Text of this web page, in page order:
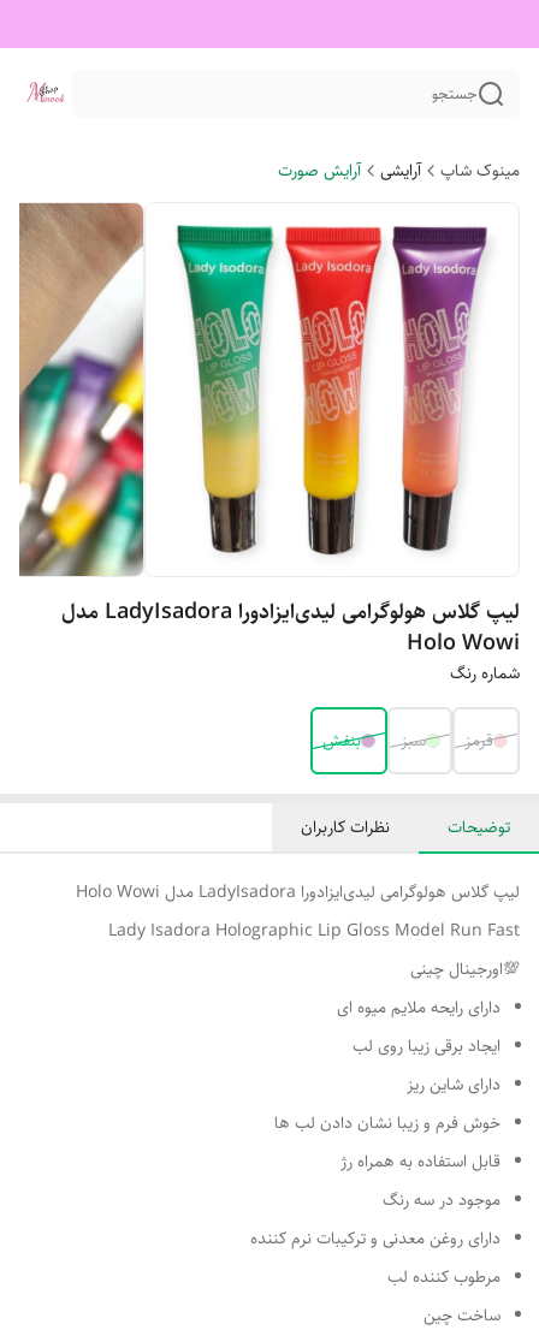
جستجو
مینوک شاپ آرایشی آرایش صورت
لیپ گلاس هولوگرامی لیدی‌ایزادورا LadyIsadora مدل
Holo Wowi
شماره رنگ
قرمز سبز بنفش
توضیحات نظرات کاربران
لیپ گلاس هولوگرامی لیدی‌ایزادورا LadyIsadora مدل Holo Wowi
Lady Isadora Holographic Lip Gloss Model Run Fast
💯اورجینال چینی
دارای رایحه ملایم میوه ای
ایجاد برقی زیبا روی لب
دارای شاین ریز
خوش فرم و زیبا نشان دادن لب ها
قابل استفاده به همراه رژ
موجود در سه رنگ
دارای روغن معدنی و ترکیبات نرم کننده
مرطوب کننده لب
ساخت چین